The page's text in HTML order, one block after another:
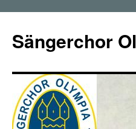
springen
Sängerchor